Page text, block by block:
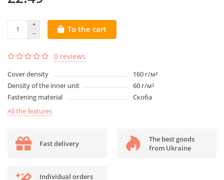
To the cart
0 reviews
Cover density
160 г/м²
Density of the inner unit
60 г/м²
Fastening material
Скоба
All the features
Fast delivery
The best goods
from Ukraine
Individual orders